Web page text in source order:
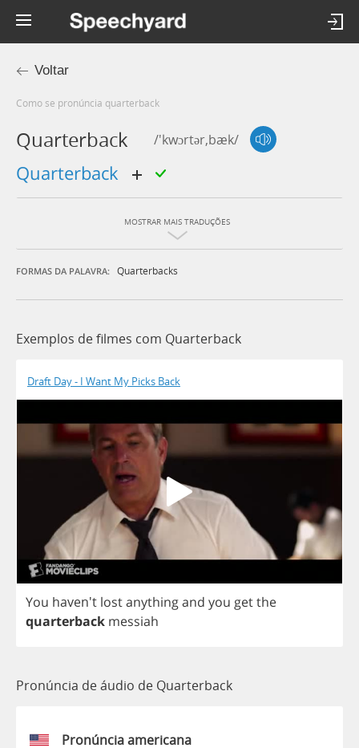
Voltar
Como se pronúncia quarterback
Quarterback /'kwɔrtər,bæk/
quarterback
MOSTRAR MAIS TRADUÇÕES
FORMAS DA PALAVRA: Quarterbacks
Exemplos de filmes com Quarterback
Draft Day - I Want My Picks Back
You haven't lostanythingand you getthe
quarterback messiah
Pronúncia de áudio de Quarterback
Pronúncia americana